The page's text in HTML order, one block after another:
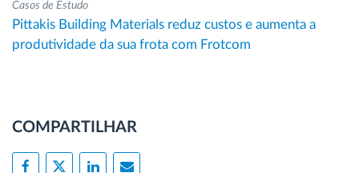
Casos de Estudo
Pittakis Building Materials reduz custos e aumenta a
produtividade da sua frota com Frotcom
COMPARTILHAR